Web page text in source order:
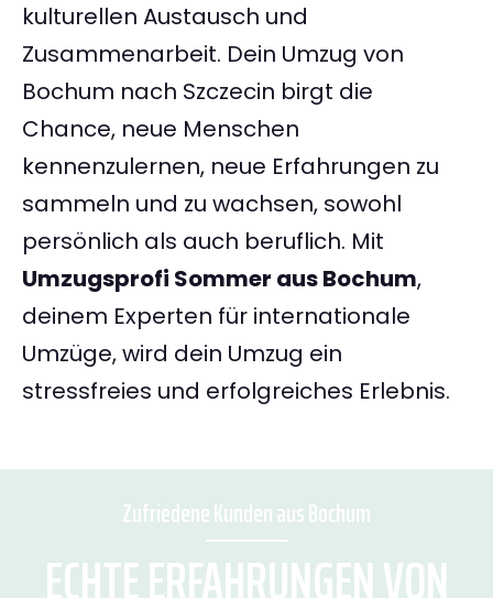
kulturellen Austausch und
Zusammenarbeit. Dein Umzug von
Bochum nach Szczecin birgt die
Chance, neue Menschen
kennenzulernen, neue Erfahrungen zu
sammeln und zu wachsen, sowohl
persönlich als auch beruflich. Mit
Umzugsprofi Sommer aus Bochum,
deinem Experten für internationale
Umzüge, wird dein Umzug ein
stressfreies und erfolgreiches Erlebnis.
Zufriedene Kunden aus Bochum
ECHTE ERFAHRUNGEN VON